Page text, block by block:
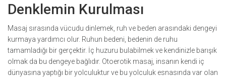
Denklemin Kurulması
Masaj sırasında vücudu dinlemek, ruh ve beden arasındaki dengeyi
kurmaya yardımcı olur. Ruhun bedeni, bedenin de ruhu
tamamladığı bir gerçektir. İç huzuru bulabilmek ve kendinizle barışık
olmak da bu dengeye bağlıdır. Otoerotik masaj, insanın kendi iç
dünyasına yaptığı bir yolculuktur ve bu yolculuk esnasında var olan